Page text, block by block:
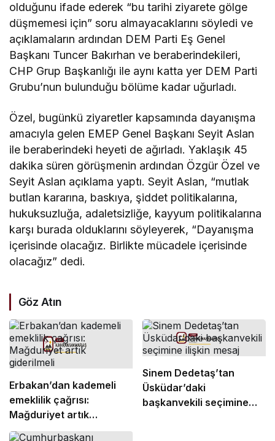
olduğunu ifade ederek “bu tarihi ziyarete gölge
düşmemesi için” soru almayacaklarını söyledi ve
açıklamaların ardından DEM Parti Eş Genel
Başkanı Tuncer Bakırhan ve beraberindekileri,
CHP Grup Başkanlığı ile aynı katta yer DEM Parti
Grubu’nun bulunduğu bölüme kadar uğurladı.
Özel, bugünkü ziyaretler kapsamında dayanışma
amacıyla gelen EMEP Genel Başkanı Seyit Aslan
ile beraberindeki heyeti de ağırladı. Yaklaşık 45
dakika süren görüşmenin ardından Özgür Özel ve
Seyit Aslan açıklama yaptı. Seyit Aslan, “mutlak
butlan kararına, baskıya, şiddet politikalarına,
hukuksuzluğa, adaletsizliğe, kayyum politikalarına
karşı burada olduklarını söyleyerek, “Dayanışma
içerisinde olacağız. Birlikte mücadele içerisinde
olacağız” dedi.
Göz Atın
Erbakan’dan kademeli
emeklilik çağrısı:
Mağduriyet artık
giderilmeli
Sinem Dedetaş’tan
Üsküdar’daki
başkanvekili seçimine